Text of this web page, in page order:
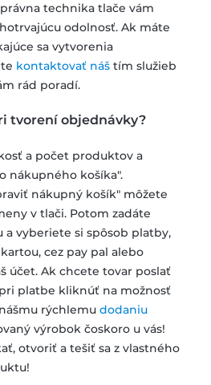
technika tlače vám
odolnosť. Ak máte
sa vytvorenia
kontaktovať náš tím služieb
rád poradí.
tvorení objednávky?
a počet produktov a
nákupného košíka".
nákupný košík" môžete
v tlači. Potom zadáte
a vyberiete si spôsob platby,
cez pay pal alebo
účet. Ak chcete tovar poslať
platbe kliknúť na možnosť
rýchlemudodaniu
výrobok čoskoro u vás!
otvoriť a tešiť sa z vlastného